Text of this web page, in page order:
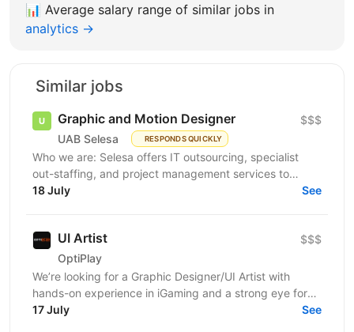
📊 Average salary range of similar jobs in
analytics →
Similar jobs
Graphic and Motion Designer
UAB Selesa RESPONDS QUICKLY
$$$
Who we are: Selesa offers IT outsourcing, specialist
out-staffing, and project management services to
enhance business operations. We focus on providing...
18 July See
UI Artist
OptiPlay
$$$
We’re looking for a Graphic Designer/UI Artist with
hands-on experience in iGaming and a strong eye for
high-impact visual content. You’ll work across...
17 July See